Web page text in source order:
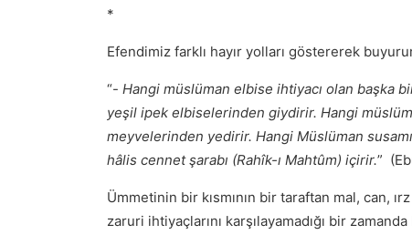
*
Efendimiz farklı hayır yolları göstererek
“- Hangi müslüman elbise ihtiyacı olan başka
yeşil ipek elbiselerinden giydirir. Hangi
meyvelerinden yedirir. Hangi Müslüman
hâlis cennet şarabı (Rahîk-ı Mahtûm) içirir.”
Ümmetinin bir kısmının bir taraftan mal, can,
zaruri ihtiyaçlarını karşılayamadığı bir